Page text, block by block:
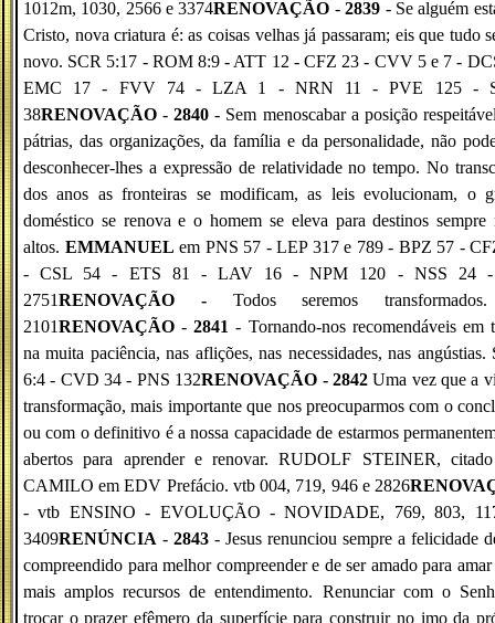
1012m, 1030, 2566 e 3374RENOVAÇÃO -2839 - Se alguém
Cristo, nova criatura é: as coisas velhas já passaram; eis que tudo
novo. SCR 5:17 - ROM 8:9 - ATT 12 - CFZ 23 - CVV 5 e 7 -
EMC 17 - FVV 74 - LZA 1 - NRN 11 - PVE 125 -
38RENOVAÇÃO -2840 - Sem menoscabar a posição
pátrias, das organizações, da família e da personalidade, não
desconhecer-lhes a expressão de relatividade no tempo. No
dos anos as fronteiras se modificam, as leis evolucionam, o
doméstico se renova e o homem se eleva para destinos sempre
altos. EMMANUEL em PNS 57 - LEP 317 e 789 - BPZ 57 -
- CSL 54 - ETS 81 - LAV 16 - NPM 120 - NSS 24
2751RENOVAÇÃO -Todos seremos
2101RENOVAÇÃO -2841 - Tornando-nos recomendáveis em
na muita paciência, nas aflições, nas necessidades, nas angústias.
6:4 - CVD 34 - PNS 132RENOVAÇÃO - 2842Uma vez que a
transformação, mais importante que nos preocuparmos com o
ou com o definitivo é a nossa capacidade de estarmos
abertos para aprender e renovar. RUDOLF STEINER,
CAMILO em EDV Prefácio. vtb 004, 719, 946 e 2826
- vtb ENSINO - EVOLUÇÃO - NOVIDADE, 769, 803,
3409RENÚNCIA - 2843 - Jesus renunciou sempre a felicidade
compreendido para melhor compreender e de ser amado para
mais amplos recursos de entendimento. Renunciar com o
trocar o prazer efêmero da superfície para construir no imo da